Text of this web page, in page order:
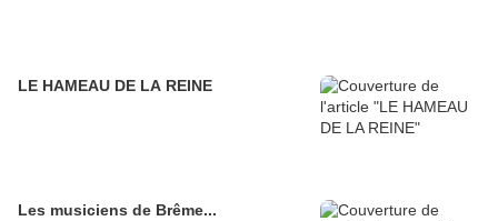
LE HAMEAU DE LA REINE
Les musiciens de Brême...